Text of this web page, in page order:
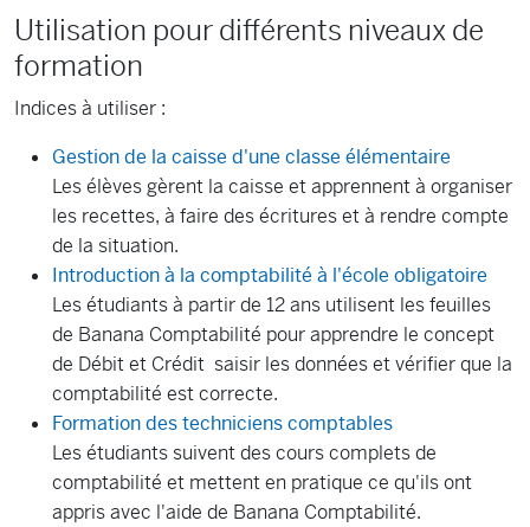
Utilisation pour différents niveaux de
formation
Indices à utiliser :
Gestion de la caisse d'une classe élémentaire
Les élèves gèrent la caisse et apprennent à organiser
les recettes, à faire des écritures et à rendre compte
de la situation.
Introduction à la comptabilité à l'école obligatoire
Les étudiants à partir de 12 ans utilisent les feuilles
de Banana Comptabilité pour apprendre le concept
de Débit et Crédit saisir les données et vérifier que la
comptabilité est correcte.
Formation des techniciens comptables
Les étudiants suivent des cours complets de
comptabilité et mettent en pratique ce qu'ils ont
appris avec l'aide de Banana Comptabilité.